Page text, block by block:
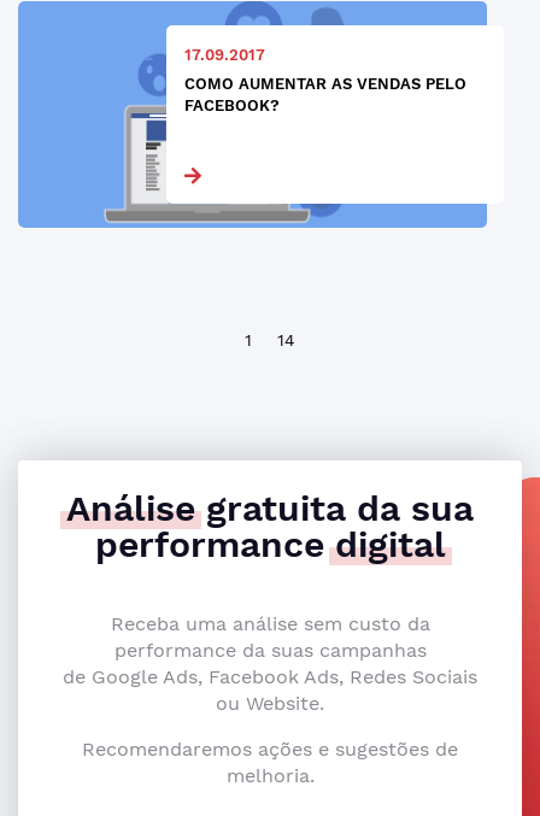
17.09.2017
COMO AUMENTAR AS VENDAS PELO
FACEBOOK?
1 14
Análisegratuita da sua
performancedigital
Receba uma análise sem custo da
performance da suas campanhas
de Google Ads, Facebook Ads, Redes Sociais
ou Website.
Recomendaremos ações e sugestões de
melhoria.